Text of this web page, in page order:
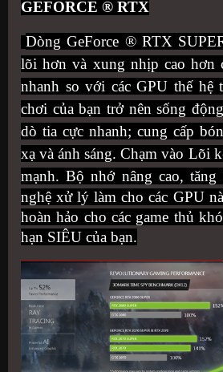
GEFORCE ® RTX
Dòng GeForce ® RTX
lõi hơn và xung nhịp cao hơn
nhanh so với các GPU thế hệ
chơi của bạn trở nên sống
dò tia cực nhanh; cung cấp
xạ và ánh sáng. Chạm vào Lõi
mạnh. Bộ nhớ nâng cao,
nghệ xử lý làm cho các GPU
hoàn hảo cho các game thủ
hạn SIÊU của bạn.